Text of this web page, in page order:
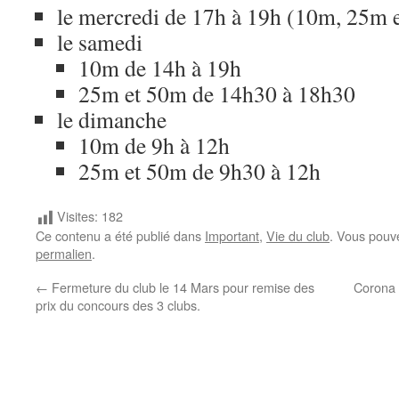
le mercredi de 17h à 19h (10m, 25m
le samedi
10m de 14h à 19h
25m et 50m de 14h30 à 18h30
le dimanche
10m de 9h à 12h
25m et 50m de 9h30 à 12h
Visites: 182
Ce contenu a été publié dans Important, Vie du club. Vous
permalien.
← Fermeture du club le 14 Mars pour remise des
prix du concours des 3 clubs.